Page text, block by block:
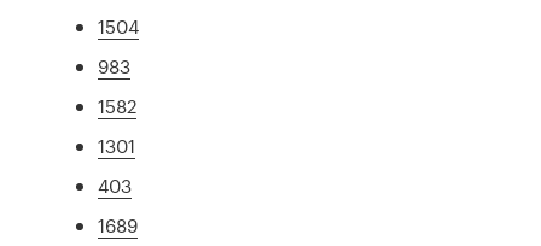
1504
983
1582
1301
403
1689